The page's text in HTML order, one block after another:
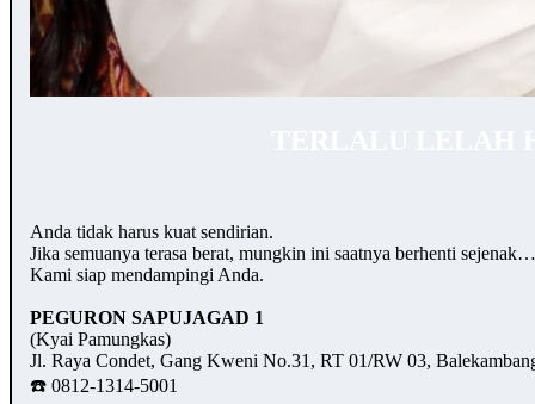
Anda tidak harus kuat sendirian.
Jika semuanya terasa berat, mungkin ini saatnya berhenti
Kami siap mendampingi Anda.
PEGURON SAPUJAGAD 1
(Kyai Pamungkas)
Jl. Raya Condet, Gang Kweni No.31, RT 01/RW 03,
☎️ 0812-1314-5001